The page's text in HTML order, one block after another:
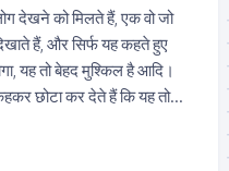
देखने को मिलते हैं, एक वो जो
हैं, और सिर्फ यह कहते हुए
यह तो बेहद मुश्किल है आदि।
छोटा कर देते हैं कि यह तो...